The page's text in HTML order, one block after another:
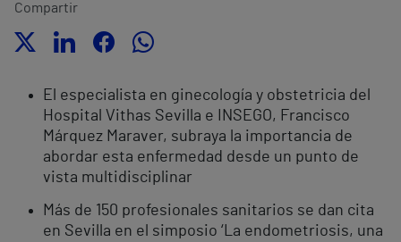
Compartir
El especialista en ginecología y obstetricia del
Hospital Vithas Sevilla e INSEGO, Francisco
Márquez Maraver, subraya la importancia de
abordar esta enfermedad desde un punto de
vista multidisciplinar
Más de 150 profesionales sanitarios se dan cita
en Sevilla en el simposio ‘La endometriosis, una